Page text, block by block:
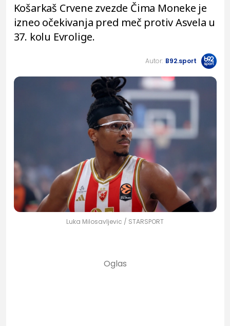
Košarkaš Crvene zvezde Čima Moneke je
izneo očekivanja pred meč protiv Asvela u
37. kolu Evrolige.
Autor: B92.sport
Luka Milosavljevic / STARSPORT